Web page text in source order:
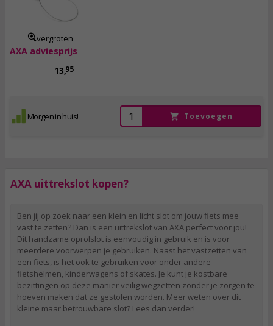
vergroten
AXA adviesprijs
13,95
Morgen in huis! Toevoegen
AXA uittrekslot kopen?
Ben jij op zoek naar een klein en licht slot om jouw fiets mee
vast te zetten? Dan is een uittrekslot van AXA perfect voor jou!
Dit handzame oprolslot is eenvoudig in gebruik en is voor
meerdere voorwerpen je gebruiken. Naast het vastzetten van
een fiets, is het ook te gebruiken voor onder andere
fietshelmen, kinderwagens of skates. Je kunt je kostbare
bezittingen op deze manier veilig wegzetten zonder je zorgen te
hoeven maken dat ze gestolen worden. Meer weten over dit
kleine maar betrouwbare slot? Lees dan verder!